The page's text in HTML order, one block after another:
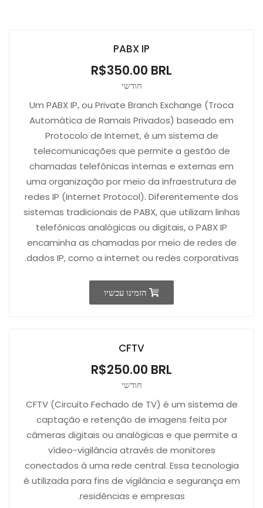
PABX IP
R$350.00 BRL
חודשי
Um PABX IP, ou Private Branch Exchange (Troca
Automática de Ramais Privados) baseado em
Protocolo de Internet, é um sistema de
telecomunicações que permite a gestão de
chamadas telefônicas internas e externas em
uma organização por meio da infraestrutura de
redes IP (Internet Protocol). Diferentemente dos
sistemas tradicionais de PABX, que utilizam linhas
telefônicas analógicas ou digitais, o PABX IP
encaminha as chamadas por meio de redes de
dados IP, como a internet ou redes corporativas.
הזמינו עכשיו
CFTV
R$250.00 BRL
חודשי
CFTV (Circuito Fechado de TV) é um sistema de
captação e retenção de imagens feita por
câmeras digitais ou analógicas e que permite a
vídeo-vigilância através de monitores
conectados à uma rede central. Essa tecnologia
é utilizada para fins de vigilância e segurança em
residências e empresas.